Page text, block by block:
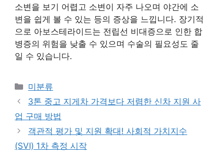
소변을 보기 어렵고 소변이 자주 나오며 야간에 소
변을 쉽게 볼 수 있는 등의 증상을 느낍니다. 장기적
으로 아보스테라이드는 전립선 비대증으로 인한 합
병증의 위험을 낮출 수 있으며 수술의 필요성도 줄
일 수 있습니다.
Categories
미분류
3톤 중고 지게차 가격보다 저렴한 신차 지원 사
업 구매 방법
객관적 평가 및 지원 확대! 사회적 가치지수
(SVI) 1차 측정 시작